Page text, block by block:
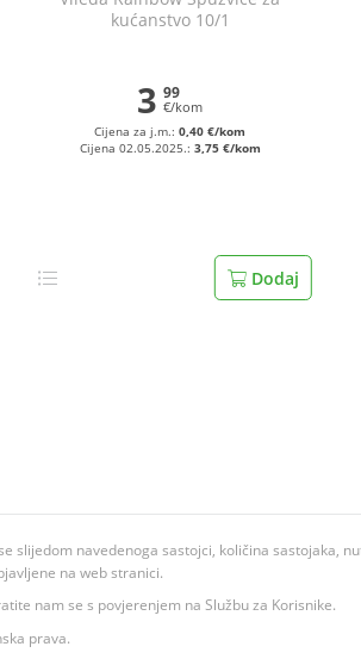
kućanstvo 10/1
3 99
€/kom
Cijena za j.m.:0,40 €/kom
Cijena 02.05.2025.: 3,75 €/kom
Dodaj
slijedom navedenoga sastojci, količina sastojaka,
na web stranici.
nam se s povjerenjem na Službu za Korisnike.
prava.